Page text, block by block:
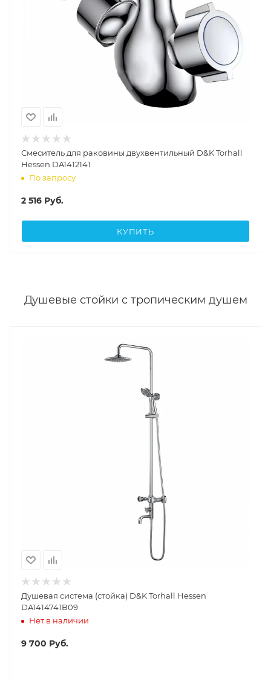
Смеситель для раковины двухвентильный D&K Torhall
Hessen DA1412141
По запросу
2 516 Руб.
КУПИТЬ
Душевые стойки с тропическим душем
Душевая система (стойка) D&K Torhall Hessen
DA1414741B09
Нет в наличии
9 700 Руб.